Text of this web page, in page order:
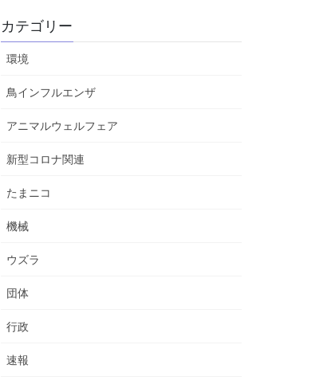
カテゴリー
環境
鳥インフルエンザ
アニマルウェルフェア
新型コロナ関連
たまニコ
機械
ウズラ
団体
行政
速報